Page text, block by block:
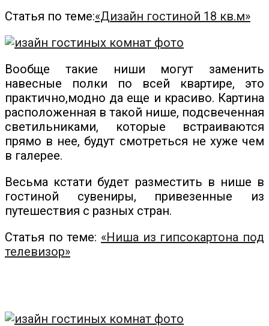
Статья по теме:«Дизайн гостиной 18 кв.м»
Вообще такие ниши могут заменить
навесные полки по всей квартире, это
практично,модно да еще и красиво. Картина
расположенная в такой нише, подсвеченная
светильниками, которые встраиваются
прямо в нее, будут смотреться не хуже чем
в галерее.
Весьма кстати будет разместить в нише в
гостиной сувениры, привезенные из
путешествия с разных стран.
Статья по теме: «Ниша из гипсокартона под
телевизор»